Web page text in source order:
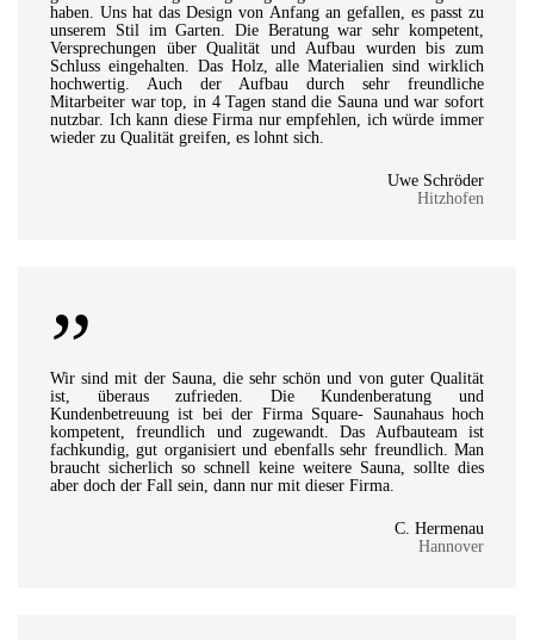
haben. Uns hat das Design von Anfang an gefallen, es passt zu
unserem Stil im Garten. Die Beratung war sehr kompetent,
Versprechungen über Qualität und Aufbau wurden bis zum
Schluss eingehalten. Das Holz, alle Materialien sind wirklich
hochwertig. Auch der Aufbau durch sehr freundliche
Mitarbeiter war top, in 4 Tagen stand die Sauna und war sofort
nutzbar. Ich kann diese Firma nur empfehlen, ich würde immer
wieder zu Qualität greifen, es lohnt sich.
Uwe Schröder
Hitzhofen
”
Wir sind mit der Sauna, die sehr schön und von guter Qualität
ist, überaus zufrieden. Die Kundenberatung und
Kundenbetreuung ist bei der Firma Square- Saunahaus hoch
kompetent, freundlich und zugewandt. Das Aufbauteam ist
fachkundig, gut organisiert und ebenfalls sehr freundlich. Man
braucht sicherlich so schnell keine weitere Sauna, sollte dies
aber doch der Fall sein, dann nur mit dieser Firma.
C. Hermenau
Hannover